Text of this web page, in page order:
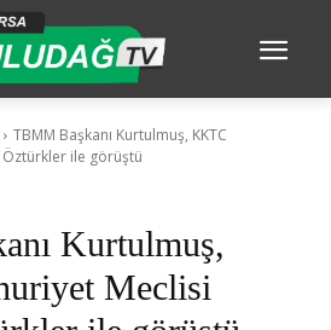
TBMM Başkanı Kurtulmuş, KKTC
Öztürkler ile görüştü
Kurtulmuş,
Meclisi